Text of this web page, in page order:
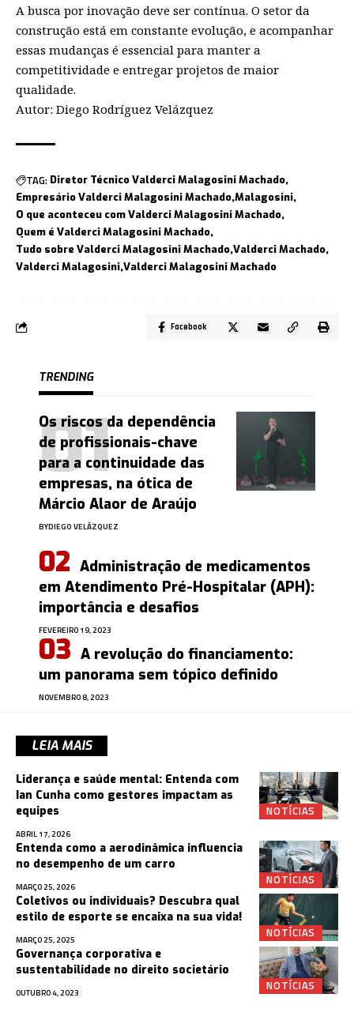
A busca por inovação deve ser contínua. O setor da
construção está em constante evolução, e acompanhar
essas mudanças é essencial para manter a
competitividade e entregar projetos de maior
qualidade.
Autor: Diego Rodríguez Velázquez
TAG: Diretor Técnico Valderci Malagosini Machado
Empresário Valderci Malagosini Machado Malagosini
O que aconteceu com Valderci Malagosini Machado
Quem é Valderci Malagosini Machado
Tudo sobre Valderci Malagosini Machado Valderci Machado
Valderci Malagosini Valderci Malagosini Machado
Facebook
TRENDING
Os riscos da dependência
de profissionais-chave
para a continuidade das
empresas, na ótica de
Márcio Alaor de Araújo
BYDIEGO VELÁZQUEZ
Administração de medicamentos
em Atendimento Pré-Hospitalar (APH):
importância e desafios
FEVEREIRO 19, 2023
A revolução do financiamento:
um panorama sem tópico definido
NOVEMBRO 8, 2023
LEIA MAIS
NOTÍCIAS
Liderança e saúde mental: Entenda com
Ian Cunha como gestores impactam as
equipes
ABRIL 17, 2026
NOTÍCIAS
Entenda como a aerodinâmica influencia
no desempenho de um carro
MARÇO 25, 2026
NOTÍCIAS
Coletivos ou individuais? Descubra qual
estilo de esporte se encaixa na sua vida!
MARÇO 25, 2025
NOTÍCIAS
Governança corporativa e
sustentabilidade no direito societário
OUTUBRO 4, 2023